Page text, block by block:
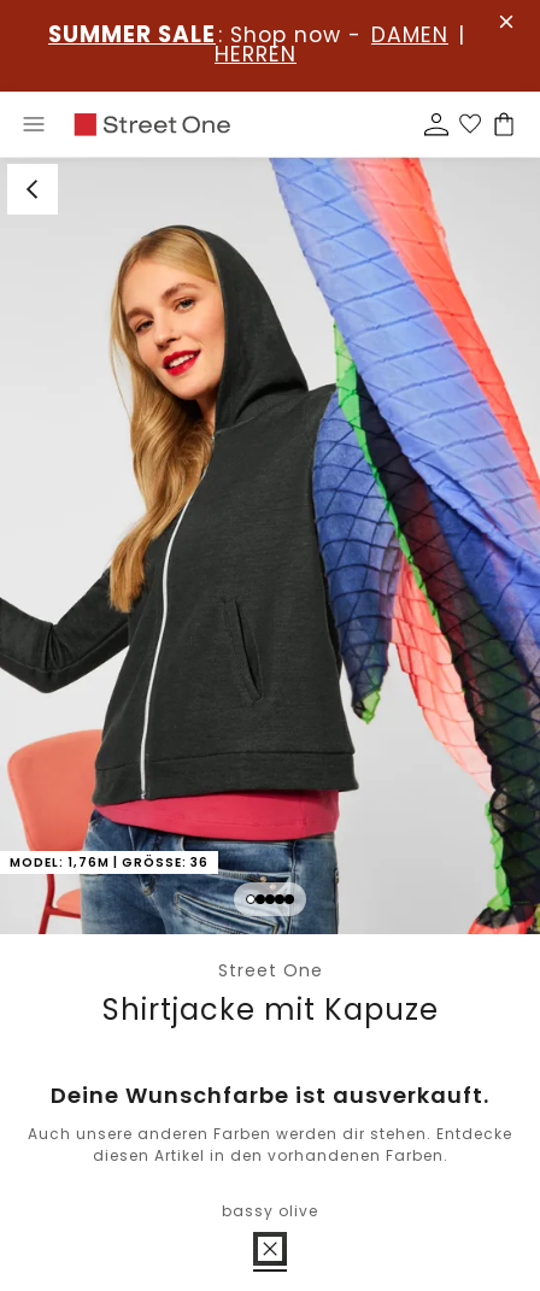
SUMMER SALE : Shop now - DAMEN |
HERREN
MODEL: 1,76M | GRÖSSE: 36
Street One
Shirtjacke mit Kapuze
Deine Wunschfarbe ist ausverkauft.
Auch unsere anderen Farben werden dir stehen. Entdecke
diesen Artikel in den vorhandenen Farben.
bassy olive